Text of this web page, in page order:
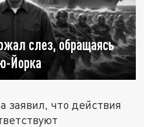
слез, обращаясь
Йорка
заявил, что действия